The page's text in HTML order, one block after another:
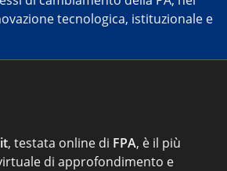
tecnologica, istituzionale e
, testata online di FPA, è il più
di approfondimento e